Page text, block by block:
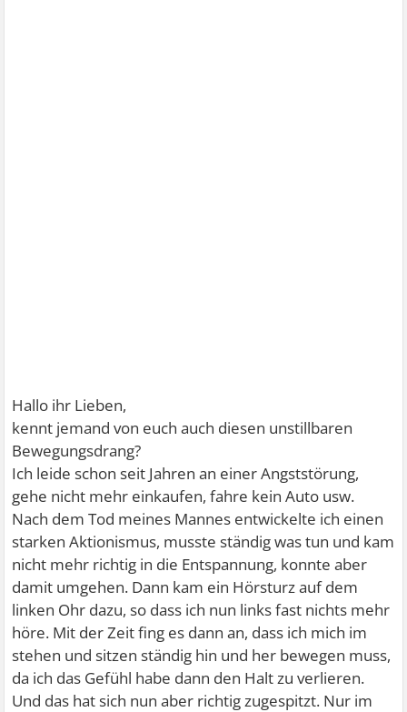
Hallo ihr Lieben,
kennt jemand von euch auch diesen unstillbaren
Bewegungsdrang?
Ich leide schon seit Jahren an einer Angststörung,
gehe nicht mehr einkaufen, fahre kein Auto usw.
Nach dem Tod meines Mannes entwickelte ich einen
starken Aktionismus, musste ständig was tun und kam
nicht mehr richtig in die Entspannung, konnte aber
damit umgehen. Dann kam ein Hörsturz auf dem
linken Ohr dazu, so dass ich nun links fast nichts mehr
höre. Mit der Zeit fing es dann an, dass ich mich im
stehen und sitzen ständig hin und her bewegen muss,
da ich das Gefühl habe dann den Halt zu verlieren.
Und das hat sich nun aber richtig zugespitzt. Nur im